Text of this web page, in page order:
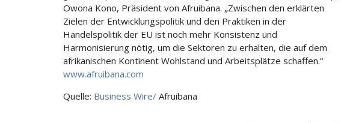
Owona Kono, Präsident von Afruibana. „Zwischen den erklärten
Zielen der Entwicklungspolitik und den Praktiken in der
Handelspolitik der EU ist noch mehr Konsistenz und
Harmonisierung nötig, um die Sektoren zu erhalten, die auf dem
afrikanischen Kontinent Wohlstand und Arbeitsplätze schaffen.“
www.afruibana.com
Quelle: Business Wire/ Afruibana